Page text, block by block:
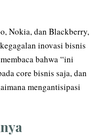
Nokia, dan Blackberry,
inovasi bisnis
bahwa “ini
core bisnis saja, dan
mengantisipasi